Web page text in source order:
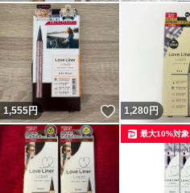
1,555円 いいね！
1,280 円
最大10%対象